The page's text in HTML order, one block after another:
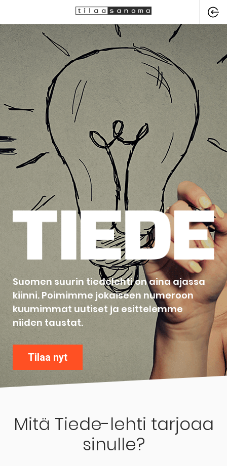
Suomen suurin tiedelehti on aina ajassa
kiinni. Poimimme jokaiseen numeroon
kuumimmat uutiset ja esittelemme
niiden taustat.
Tilaa nyt
Mitä Tiede-lehti tarjoaa
sinulle?